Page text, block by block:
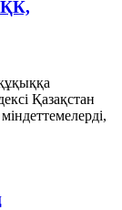
ҚК,
Қазақстан